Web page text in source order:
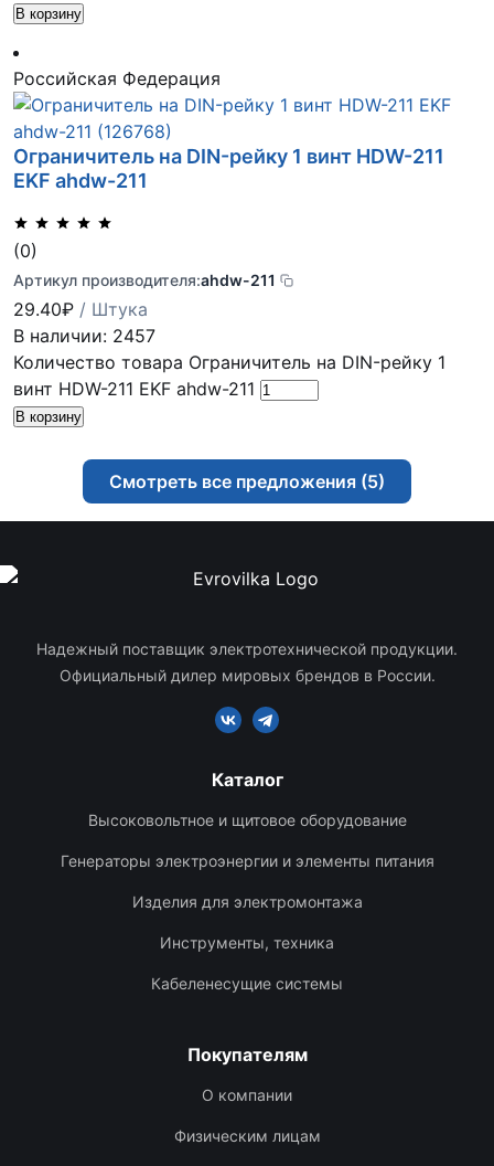
В корзину
Российская Федерация
Ограничитель на DIN-рейку 1 винт HDW-211
EKF ahdw-211
(0)
Артикул производителя:ahdw-211
29.40₽ / Штука
В наличии: 2457
Количество товара Ограничитель на DIN-рейку 1
винт HDW-211 EKF ahdw-211
В корзину
Смотреть все предложения (5)
Надежный поставщик электротехнической продукции.
Официальный дилер мировых брендов в России.
Каталог
Высоковольтное и щитовое оборудование
Генераторы электроэнергии и элементы питания
Изделия для электромонтажа
Инструменты, техника
Кабеленесущие системы
Покупателям
О компании
Физическим лицам